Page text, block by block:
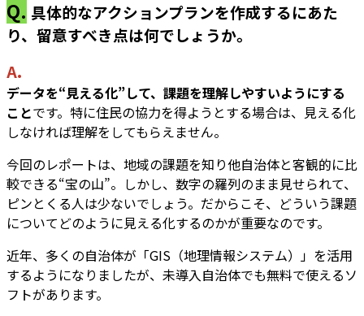
Q. 具体的なアクションプランを作成するにあた
り、留意すべき点は何でしょうか。
A.
データを“見える化”して、課題を理解しやすいようにする
ことです。特に住民の協力を得ようとする場合は、見える化
しなければ理解をしてもらえません。
今回のレポートは、地域の課題を知り他自治体と客観的に比
較できる“宝の山”。しかし、数字の羅列のまま見せられて、
ピンとくる人は少ないでしょう。だからこそ、どういう課題
についてどのように見える化するのかが重要なのです。
近年、多くの自治体が「GIS（地理情報システム）」を活用
するようになりましたが、未導入自治体でも無料で使えるソ
フトがあります。